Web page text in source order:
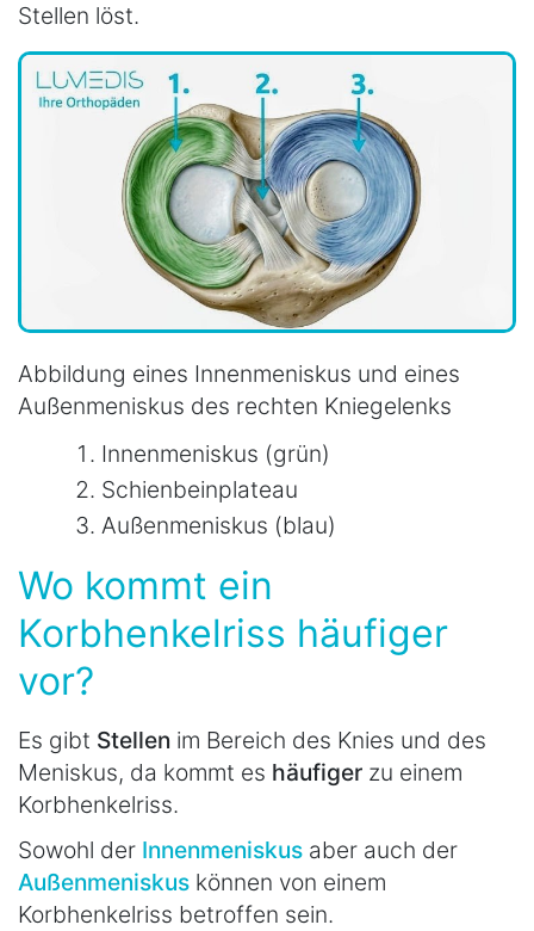
Stellen löst.
Abbildung eines Innenmeniskus und eines
Außenmeniskus des rechten Kniegelenks
Innenmeniskus (grün)
Schienbeinplateau
Außenmeniskus (blau)
Wo kommt ein
Korbhenkelriss häufiger
vor?
Es gibt Stellen im Bereich des Knies und des
Meniskus, da kommt es häufiger zu einem
Korbhenkelriss.
Sowohl der Innenmeniskus aber auch der
Außenmeniskus können von einem
Korbhenkelriss betroffen sein.